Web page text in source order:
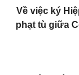
Về việc ký
phạt tù giữa